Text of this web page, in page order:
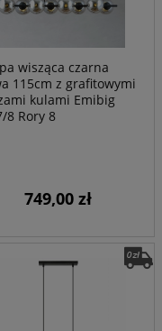
wisząca czarna
115cm z grafitowymi
kulami Emibig
8 Rory 8
749,00 zł